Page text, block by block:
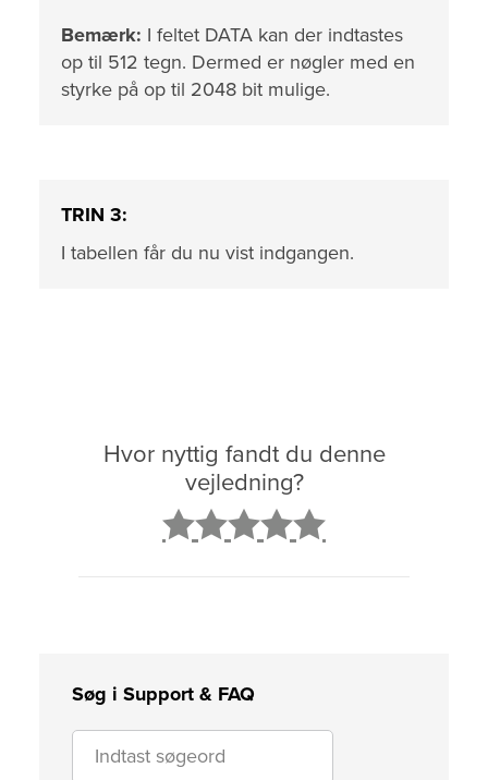
Bemærk: I feltet DATA kan der indtastes
op til 512 tegn. Dermed er nøgler med en
styrke på op til 2048 bit mulige.
TRIN 3:
I tabellen får du nu vist indgangen.
Hvor nyttig fandt du denne
vejledning?
Søg i Support & FAQ